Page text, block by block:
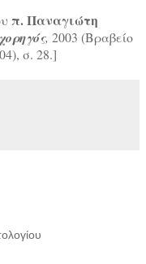
π. Παναγιώτη
, 2003 (Βραβείο
σ. 28.]